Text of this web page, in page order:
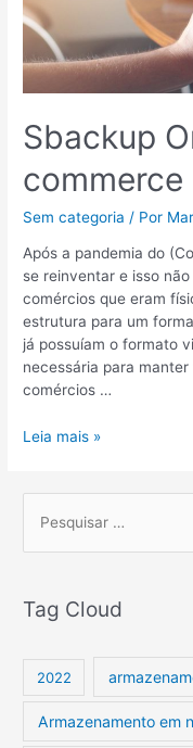
Sbackup
commerce
Sem categoria / Por
Após a pandemia do
se reinventar e isso
comércios que eram
estrutura para um
já possuíam o formato
necessária para
comércios …
Leia mais »
e
q
s
Tag Cloud
2022
Armazenamento em